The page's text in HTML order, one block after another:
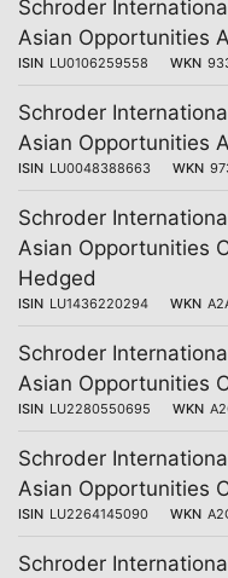
Schroder
Asian Opportunities
ISIN LU0106259558 WKN
Schroder
Asian Opportunities
ISIN LU0048388663 WKN
Schroder
Asian Opportunities
Hedged
ISIN LU1436220294 WKN
Schroder
Asian Opportunities
ISIN LU2280550695 WKN
Schroder
Asian Opportunities
ISIN LU2264145090 WKN
Schroder